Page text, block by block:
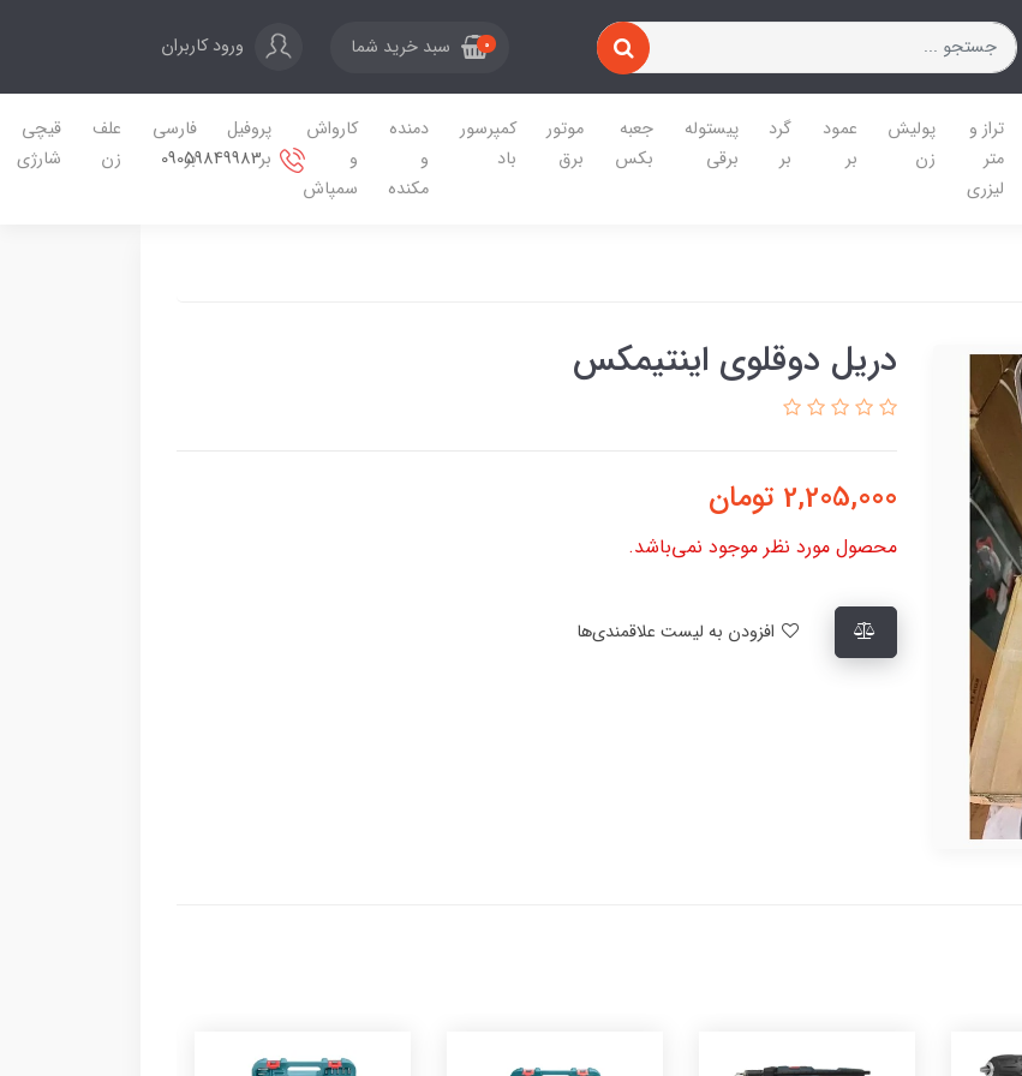
0 سبد خرید شما ورود کاربران
تراز و
متر
لیزری
پولیش
زن
عمود
بر
گرد
بر
پیستوله
برقی
جعبه
بکس
موتور
برق
کمپرسور
باد
دمنده
و
مکنده
کارواش
و
سمپاش
پروفیل
بر
فارسی
بر
علف
زن
قیچی
شارژی
09059849983
دریل دوقلوی اینتیمکس
2,205,000 تومان
محصول مورد نظر موجود نمی‌باشد.